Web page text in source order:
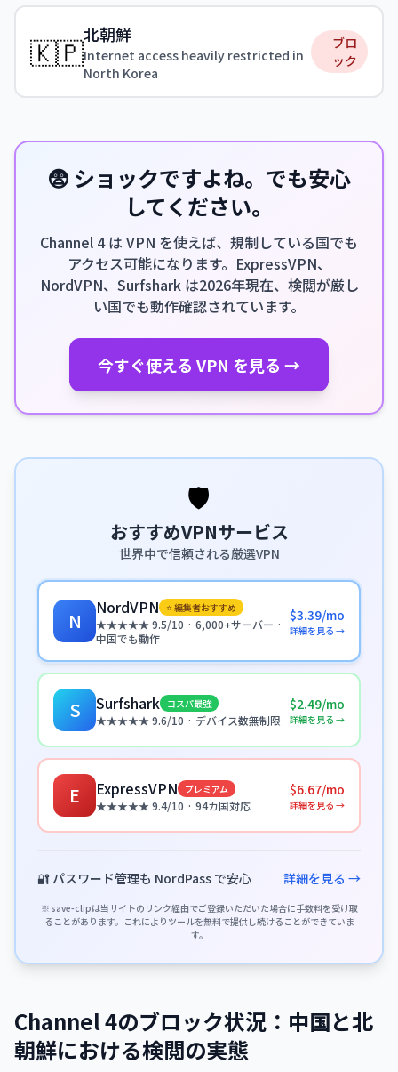
🇰🇵北朝鮮
Internet access heavily restricted in
North Korea
ブロ
ック
😨 ショックですよね。でも安心
してください。
Channel 4 は VPN を使えば、規制している国でも
アクセス可能になります。ExpressVPN、
NordVPN、Surfshark は2026年現在、検閲が厳し
い国でも動作確認されています。
今すぐ使える VPN を見る →
🛡️
おすすめVPNサービス
世界中で信頼される厳選VPN
N
NordVPN ⭐ 編集者おすすめ
★★★★★ 9.5/10 · 6,000+サーバー ·
中国でも動作
$3.39/mo
詳細を見る →
S Surfshark コスパ最強
★★★★★ 9.6/10 · デバイス数無制限
$2.49/mo
詳細を見る →
E ExpressVPN プレミアム
★★★★★ 9.4/10 · 94カ国対応
$6.67/mo
詳細を見る →
🔐 パスワード管理も NordPass で安心 詳細を見る →
※ save-clipは当サイトのリンク経由でご登録いただいた場合に手数料を受け取
ることがあります。これによりツールを無料で提供し続けることができていま
す。
Channel 4のブロック状況：中国と北
朝鮮における検閲の実態